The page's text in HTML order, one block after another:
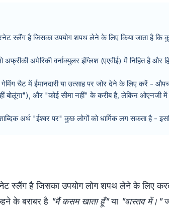
स्लैंग है जिसका उपयोग शपथ लेने के लिए किया जाता है
अमेरिकी वर्नाक्युलर इंग्लिश (एएवीई) में निहित है और
चैट में ईमानदारी या उत्साह पर जोर देने के लिए करें -
और "कोई सीमा नहीं" के करीब है, लेकिन ओएनजी में
अर्थ "ईश्वर पर" कुछ लोगों को धार्मिक लग सकता है -
स्लैंग है जिसका उपयोग लोग शपथ लेने के लिए
के बराबर है "मैं कसम खाता हूँ"या "वास्तव में।"